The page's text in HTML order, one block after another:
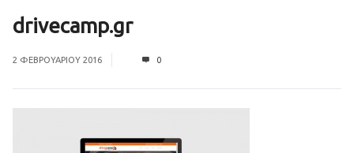
drivecamp.gr
2 ΦΕΒΡΟΥΑΡΊΟΥ 2016 0